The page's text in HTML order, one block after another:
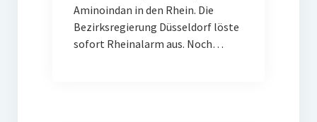
Aminoindan in den Rhein. Die
Bezirksregierung Düsseldorf löste
sofort Rheinalarm aus. Noch…